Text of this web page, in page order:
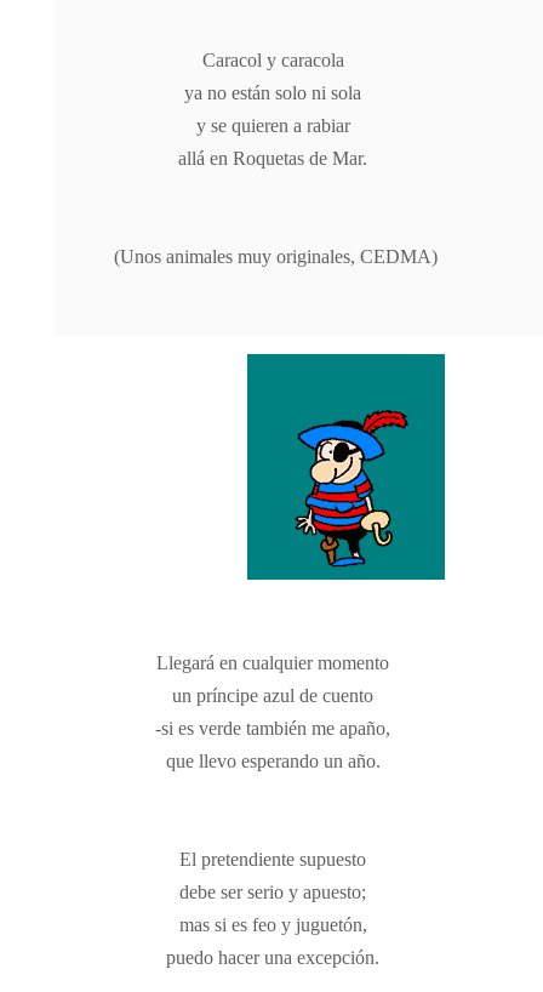
Caracol y caracola
ya no están solo ni sola
y se quieren a rabiar
allá en Roquetas de Mar.
(Unos animales muy originales, CEDMA)
Llegará en cualquier momento
un príncipe azul de cuento
-si es verde también me apaño,
que llevo esperando un año.
El pretendiente supuesto
debe ser serio y apuesto;
mas si es feo y juguetón,
puedo hacer una excepción.